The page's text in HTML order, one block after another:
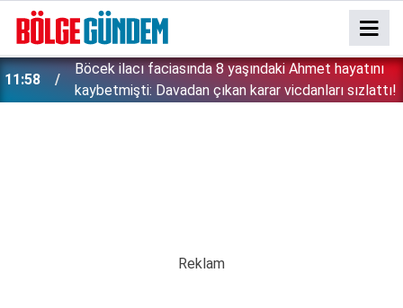
11:58
Böcek ilacı faciasında 8 yaşındaki Ahmet hayatını
kaybetmişti: Davadan çıkan karar vicdanları sızlattı!